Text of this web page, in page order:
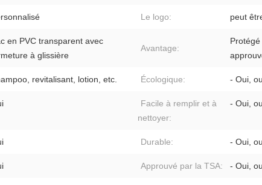
Le logo: peut
en PVC transparent avec
à glissière
Avantage:
revitalisant, lotion, etc. Écologique: - Oui,
Facile à remplir et à
nettoyer:
- Oui,
Durable: - Oui,
Approuvé par la TSA: - Oui,